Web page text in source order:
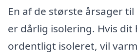
En af de største årsager
er dårlig isolering. Hvis dit
ordentligt isoleret, vil